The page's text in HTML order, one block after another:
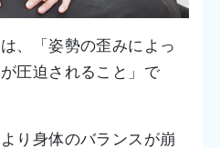
、「姿勢の歪みによっ
圧迫されること」で
り身体のバランスが崩